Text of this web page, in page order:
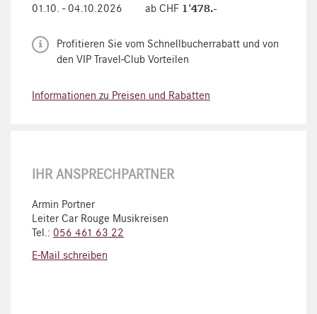
01.10. - 04.10.2026 ab CHF 1'478.-
Profitieren Sie vom Schnellbucherrabatt und von
den VIP Travel-Club Vorteilen
Informationen zu Preisen und Rabatten
IHR ANSPRECHPARTNER
Armin Portner
Leiter Car Rouge Musikreisen
Tel.: 056 461 63 22
E-Mail schreiben